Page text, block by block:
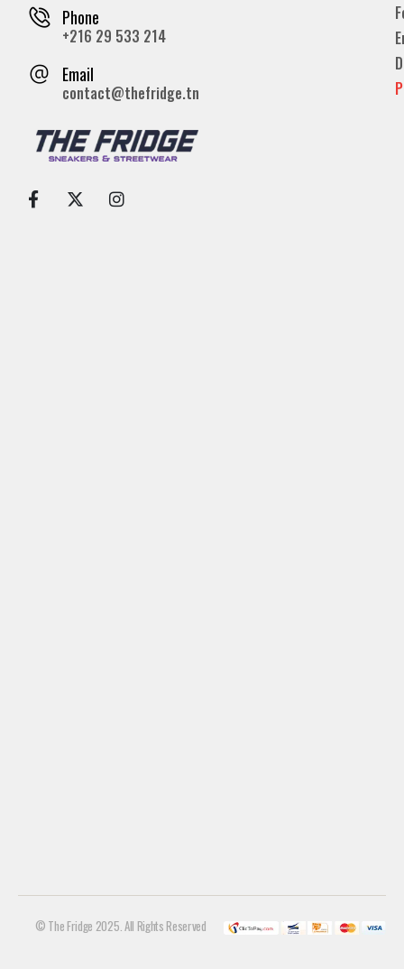
Phone
+216 29 533 214
Email
contact@thefridge.tn
© The Fridge 2025. All Rights Reserved